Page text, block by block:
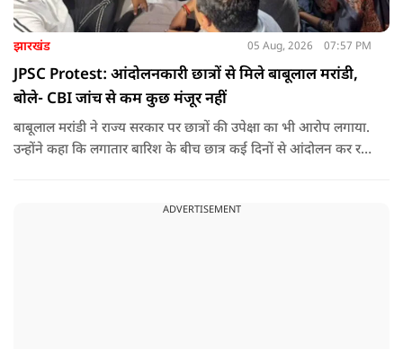
झारखंड 05 Aug, 2026 07:57 PM
JPSC Protest: आंदोलनकारी छात्रों से मिले बाबूलाल मरांडी,
बोले- CBI जांच से कम कुछ मंजूर नहीं
बाबूलाल मरांडी ने राज्य सरकार पर छात्रों की उपेक्षा का भी आरोप लगाया.
उन्होंने कहा कि लगातार बारिश के बीच छात्र कई दिनों से आंदोलन कर रहे
ADVERTISEMENT